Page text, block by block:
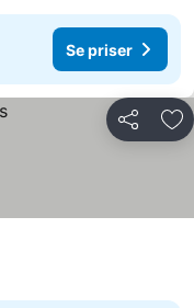
Se priser
Del